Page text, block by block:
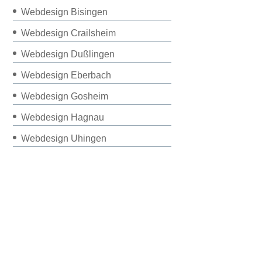
Webdesign Bisingen
Webdesign Crailsheim
Webdesign Dußlingen
Webdesign Eberbach
Webdesign Gosheim
Webdesign Hagnau
Webdesign Uhingen